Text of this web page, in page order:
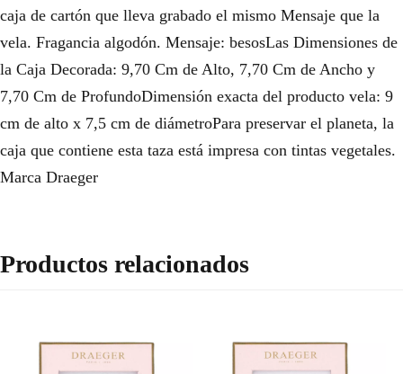
caja de cartón que lleva grabado el mismo Mensaje que la
vela. Fragancia algodón. Mensaje: besosLas Dimensiones de
la Caja Decorada: 9,70 Cm de Alto, 7,70 Cm de Ancho y
7,70 Cm de ProfundoDimensión exacta del producto vela: 9
cm de alto x 7,5 cm de diámetroPara preservar el planeta, la
caja que contiene esta taza está impresa con tintas vegetales.
Marca Draeger
Productos relacionados